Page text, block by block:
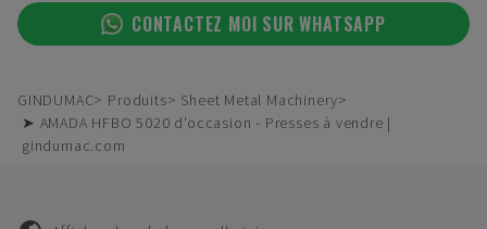
CONTACTEZ MOI SUR WHATSAPP
GINDUMAC Produits
Sheet Metal Machinery
➤ AMADA HFBO 5020 d'occasion - Presses à vendre |
gindumac.com